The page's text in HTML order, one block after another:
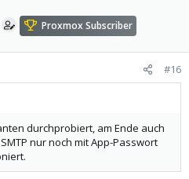
Proxmox Subscriber
#16
durchprobiert, am Ende auch
nur noch mit App-Passwort